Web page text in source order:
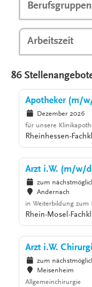
Berufsgruppen
Arbeitszeit
86
Apotheker (m/
Dezember 2026
für unsere
Rheinhessen-
Arzt i.W. (m/w/
zum
Andernach
in Weiterbildung zum
Rhein-Mosel-
Arzt i.W.
zum
Meisenheim
Allgemeinchirurgie